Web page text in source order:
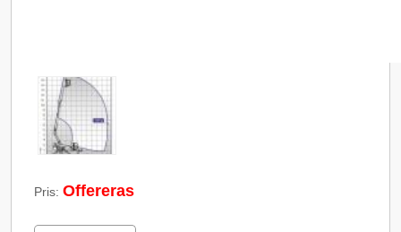
Pris:Offereras